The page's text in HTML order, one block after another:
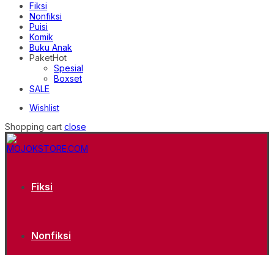
Fiksi
Nonfiksi
Puisi
Komik
Buku Anak
PaketHot
Spesial
Boxset
SALE
Wishlist
Shopping cart close
Fiksi
Nonfiksi